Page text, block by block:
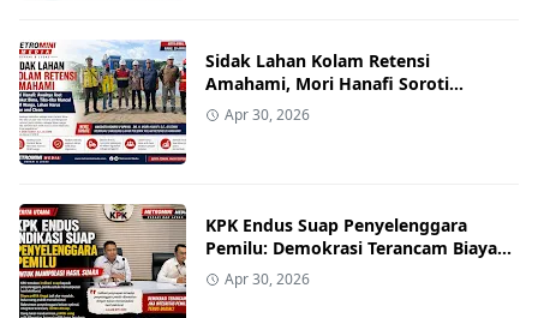
Sidak Lahan Kolam Retensi
Amahami, Mori Hanafi Soroti
Munculnya SHM di Aset Pemkot
Apr 30, 2026
KPK Endus Suap Penyelenggara
Pemilu: Demokrasi Terancam Biaya
Politik
Apr 30, 2026